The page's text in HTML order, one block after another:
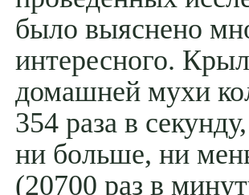
было выяснено
интересного.
домашней мухи
354 раза в секунду,
ни больше, ни
(20700 раз в